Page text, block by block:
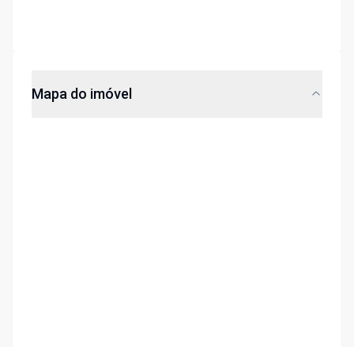
Mapa do imóvel